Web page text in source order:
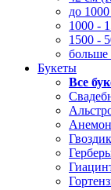
до
1000 -
1500 -
больше
Букеты
Все